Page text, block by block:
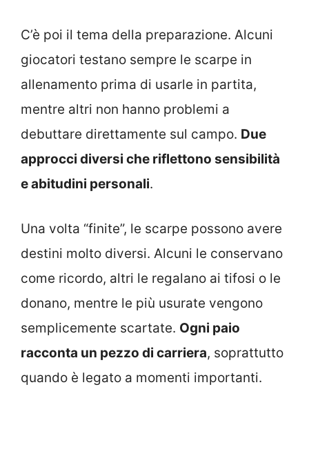
C’è poi il tema della preparazione. Alcuni
giocatori testano sempre le scarpe in
allenamento prima di usarle in partita,
mentre altri non hanno problemi a
debuttare direttamente sul campo. Due
approcci diversi che riflettono sensibilità
e abitudini personali.
Una volta “finite”, le scarpe possono avere
destini molto diversi. Alcuni le conservano
come ricordo, altri le regalano ai tifosi o le
donano, mentre le più usurate vengono
semplicemente scartate. Ogni paio
racconta un pezzo di carriera, soprattutto
quando è legato a momenti importanti.